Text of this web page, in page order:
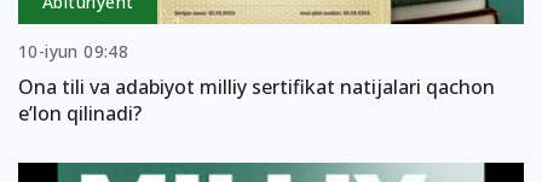
10-iyun 09:48
Ona tili va adabiyot milliy sertifikat natijalari qachon
e’lon qilinadi?